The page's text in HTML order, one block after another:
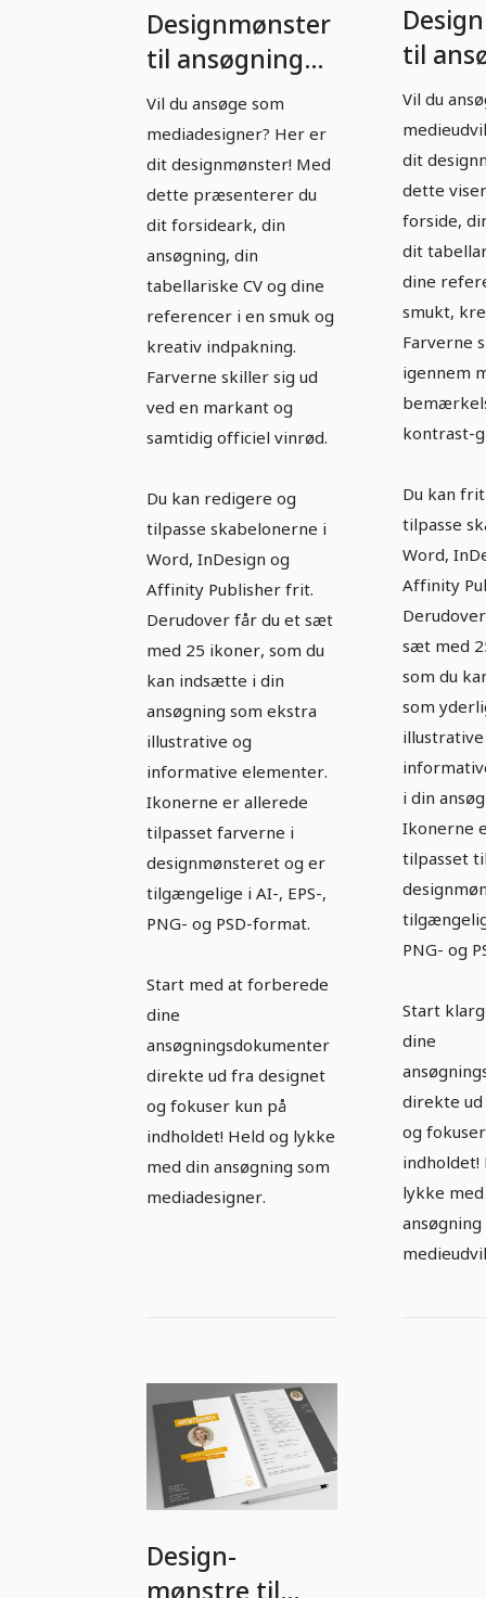
Designmønster
til ansøgning
som
mediadesigner:
markant vinrød
Vil du ansøge som
mediadesigner? Her er
dit designmønster! Med
dette præsenterer du
dit forsideark, din
ansøgning, din
tabellariske CV og dine
referencer i en smuk og
kreativ indpakning.
Farverne skiller sig ud
ved en markant og
samtidig officiel vinrød.
Du kan redigere og
tilpasse skabelonerne i
Word, InDesign og
Affinity Publisher frit.
Derudover får du et sæt
med 25 ikoner, som du
kan indsætte i din
ansøgning som ekstra
illustrative og
informative elementer.
Ikonerne er allerede
tilpasset farverne i
designmønsteret og er
tilgængelige i AI-, EPS-,
PNG- og PSD-format.
Start med at forberede
dine
ansøgningsdokumenter
direkte ud fra designet
og fokuser kun på
indholdet! Held og lykke
med din ansøgning som
mediadesigner.
til
som
Vil du
dit
dette
forside,
dit
dine
smukt,
Farverne
igennem
kontrast-
Du kan
tilpasse
Word,
Affinity
sæt med
som du
som
i din
Ikonerne
tilpasset
PNG- og
Start
dine
direkte
og
indholdet!
lykke
ansøgning
Design-
mønstre til